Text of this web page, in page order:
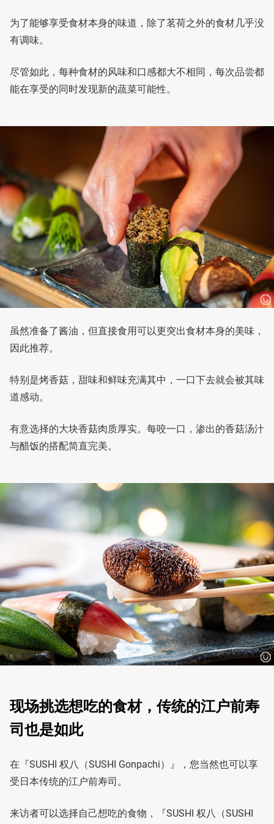
为了能够享受食材本身的味道，除了茗荷之外的食材几乎没
有调味。
尽管如此，每种食材的风味和口感都大不相同，每次品尝都
能在享受的同时发现新的蔬菜可能性。
虽然准备了酱油，但直接食用可以更突出食材本身的美味，
因此推荐。
特别是烤香菇，甜味和鲜味充满其中，一口下去就会被其味
道感动。
有意选择的大块香菇肉质厚实。每咬一口，渗出的香菇汤汁
与醋饭的搭配简直完美。
现场挑选想吃的食材，传统的江户前寿
司也是如此
在『SUSHI 权八（SUSHI Gonpachi）』，您当然也可以享
受日本传统的江户前寿司。
来访者可以选择自己想吃的食物，『SUSHI 权八（SUSHI